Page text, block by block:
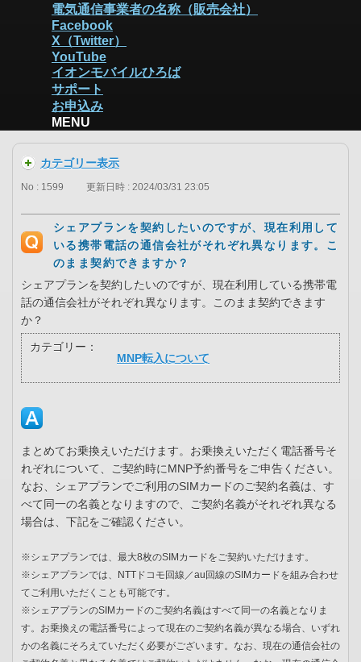
電気通信事業者の名称（販売会社）
Facebook
X（Twitter）
YouTube
イオンモバイルひろば
サポート
お申込み
MENU
カテゴリー表示
No : 1599 更新日時 : 2024/03/31 23:05
シェアプランを契約したいのですが、現在利用して
いる携帯電話の通信会社がそれぞれ異なります。こ
のまま契約できますか？
シェアプランを契約したいのですが、現在利用している携帯電
話の通信会社がそれぞれ異なります。このまま契約できます
か？
カテゴリー：
MNP転入について
まとめてお乗換えいただけます。お乗換えいただく電話番号そ
れぞれについて、ご契約時にMNP予約番号をご申告ください。
なお、シェアプランでご利用のSIMカードのご契約名義は、す
べて同一の名義となりますので、ご契約名義がそれぞれ異なる
場合は、下記をご確認ください。
※シェアプランでは、最大8枚のSIMカードをご契約いただけます。
※シェアプランでは、NTTドコモ回線／au回線のSIMカードを組み合わせ
てご利用いただくことも可能です。
※シェアプランのSIMカードのご契約名義はすべて同一の名義となりま
す。お乗換えの電話番号によって現在のご契約名義が異なる場合、いずれ
かの名義にそろえていただく必要がございます。なお、現在の通信会社の